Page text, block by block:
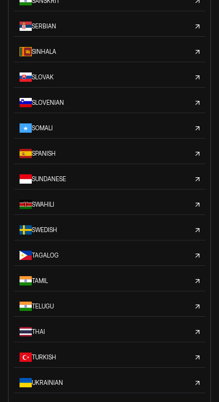
SERBIAN
SINHALA
SLOVAK
SLOVENIAN
SOMALI
SPANISH
SUNDANESE
SWAHILI
SWEDISH
TAGALOG
TAMIL
TELUGU
THAI
TURKISH
UKRAINIAN